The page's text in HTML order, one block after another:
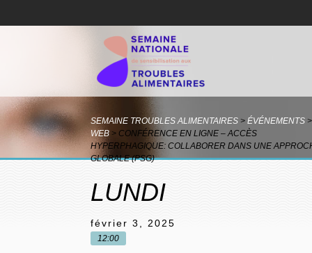
SEMAINE TROUBLES ALIMENTAIRES > ÉVÉNEMENTS >
WEB > CONFÉRENCE EN LIGNE – ACCÈS
HYPERPHAGIQUE: COLLABORER DANS UNE
GLOBALE (PSG)
LUNDI
février 3, 2025
12:00